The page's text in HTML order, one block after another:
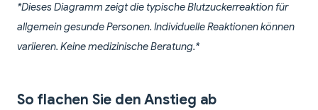
*Dieses Diagramm zeigt die typische Blutzuckerreaktion für
allgemein gesunde Personen. Individuelle Reaktionen können
variieren. Keine medizinische Beratung.*
So flachen Sie den Anstieg ab